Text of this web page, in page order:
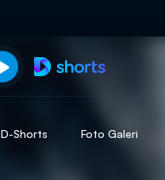
D-Shorts Foto Galeri